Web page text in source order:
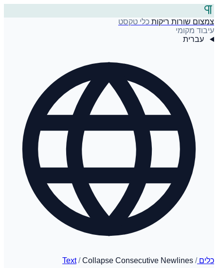
צמצום שורות ריקות כלי טקסט
עיבוד מקומי
עברית
כלים/
Text / Collapse Consecutive Newlines